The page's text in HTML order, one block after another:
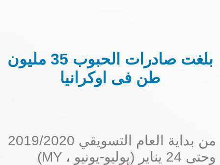
بلغت صادرات الحبوب 35 مليون
طن فى اوكرانيا
من بداية العام التسويقي 2019/2020
(MY ، يوليو-يونيو) وحتى 24 يناير